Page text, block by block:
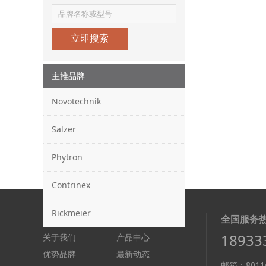
立即搜索
主推品牌
Novotechnik
Salzer
Phytron
Contrinex
Rickmeier
快速链接：
关于我们
产品中心
优势品牌
最新动态
全国服务